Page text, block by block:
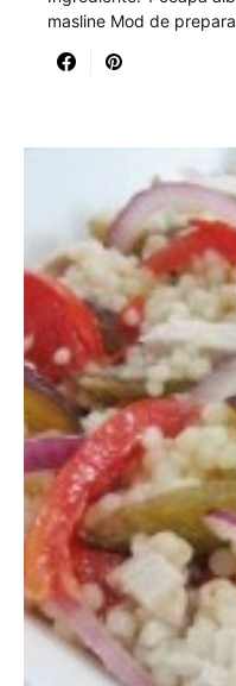
masline Mod de